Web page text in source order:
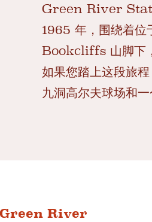
Green River
1965 年，围绕着
Bookcliffs 山脚下，
如果您踏上这段旅
九洞高尔夫球场和
Green River